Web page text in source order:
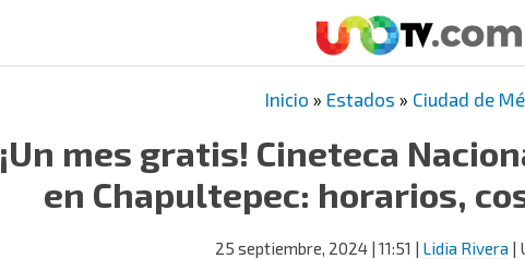
Inicio » Estados » Ciudad de
¡Un mes gratis! Cineteca
en Chapultepec: horarios,
25 septiembre, 2024| 11:51 | Lidia Rivera |